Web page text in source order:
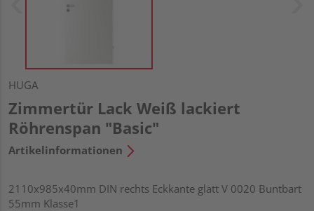
HUGA
Zimmertür Lack Weiß lackiert
Röhrenspan "Basic"
Artikelinformationen
2110x985x40mm DIN rechts Eckkante glatt V 0020 Buntbart
55mm Klasse1